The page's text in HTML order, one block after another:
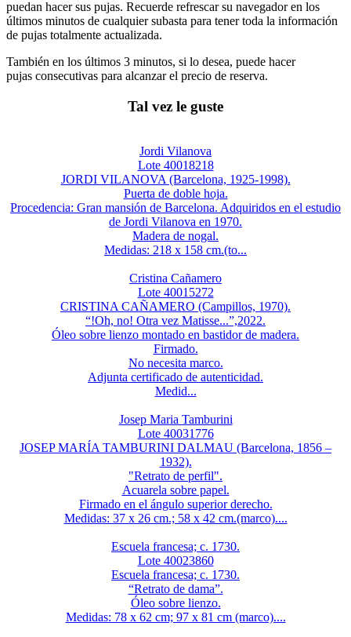
puedan hacer sus pujas. Recuerde refrescar su navegador en los
últimos minutos de cualquier subasta para tener toda la información
de pujas totalmente actualizada.
También en los últimos 3 minutos, si lo desea, puede hacer
pujas consecutivas para alcanzar el precio de reserva.
Tal vez le guste
Jordi Vilanova
Lote 40018218
JORDI VILANOVA (Barcelona, 1925-1998).
Puerta de doble hoja.
Procedencia: Gran mansión de Barcelona. Adquiridos en el estudio
de Jordi Vilanova en 1970.
Madera de nogal.
Medidas: 218 x 158 cm.(to...
Cristina Cañamero
Lote 40015272
CRISTINA CAÑAMERO (Campillos, 1970).
“!Oh, no! Otra vez Matisse...”,2022.
Óleo sobre lienzo montado en bastidor de madera.
Firmado.
No necesita marco.
Adjunta certificado de autenticidad.
Medid...
Josep Maria Tamburini
Lote 40031776
JOSEP MARÍA TAMBURINI DALMAU (Barcelona, 1856 –
1932).
"Retrato de perfil".
Acuarela sobre papel.
Firmado en el ángulo superior derecho.
Medidas: 37 x 26 cm.; 58 x 42 cm.(marco)....
Escuela francesa; c. 1730.
Lote 40023860
Escuela francesa; c. 1730.
“Retrato de dama”.
Óleo sobre lienzo.
Medidas: 78 x 62 cm; 97 x 81 cm (marco)....